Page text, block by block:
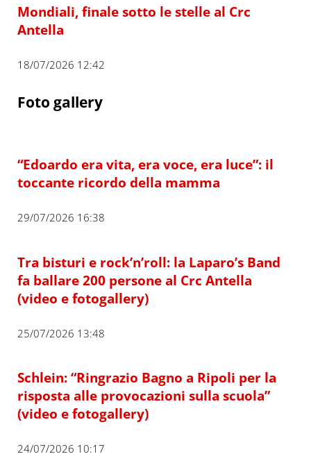
Mondiali, finale sotto le stelle al Crc
Antella
18/07/2026 12:42
Foto gallery
“Edoardo era vita, era voce, era luce”: il
toccante ricordo della mamma
29/07/2026 16:38
Tra bisturi e rock’n’roll: la Laparo’s Band
fa ballare 200 persone al Crc Antella
(video e fotogallery)
25/07/2026 13:48
Schlein: “Ringrazio Bagno a Ripoli per la
risposta alle provocazioni sulla scuola”
(video e fotogallery)
24/07/2026 10:17